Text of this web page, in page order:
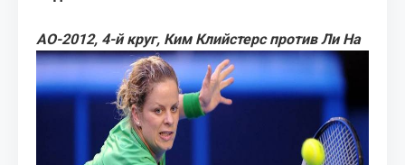
АО-2012, 4-й круг, Ким Клийстерс против Ли На